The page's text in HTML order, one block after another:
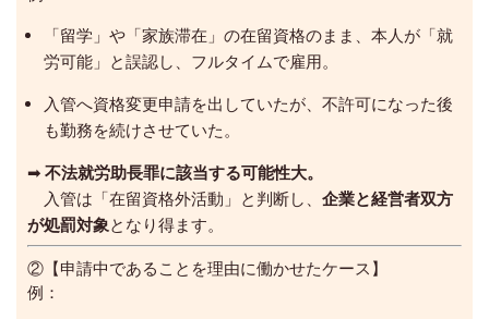
「留学」や「家族滞在」の在留資格のまま、本人が「就
労可能」と誤認し、フルタイムで雇用。
入管へ資格変更申請を出していたが、不許可になった後
も勤務を続けさせていた。
➡ 不法就労助長罪に該当する可能性大。
入管は「在留資格外活動」と判断し、 企業と経営者双方
が処罰対象となり得ます。
②【申請中であることを理由に働かせたケース】
例：